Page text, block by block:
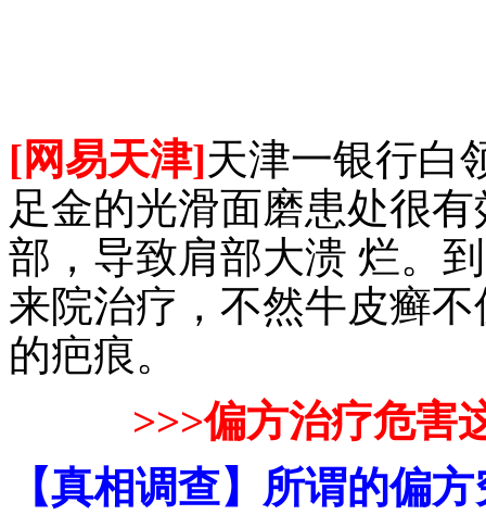
[网易天津]天津一银行白
足金的光滑面磨患处很
部，导致肩部大溃 烂。
来院治疗，不然牛皮癣
的疤痕。
>>>偏方治疗危害
【真相调查】所谓的偏